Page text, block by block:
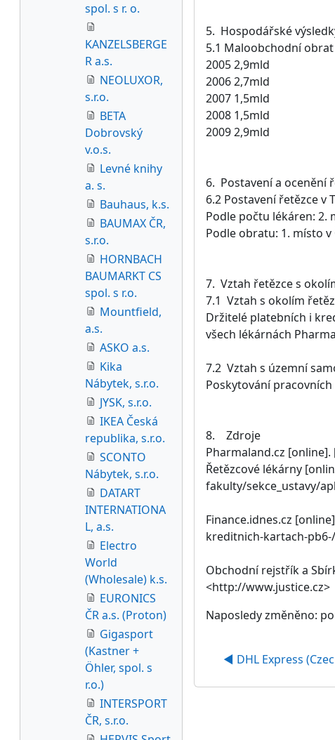
5. Hospodářské
5.1 Maloobchodní
2005 2,9mld
2006 2,7mld
2007 1,5mld
2008 1,5mld
2009 2,9mld
6. Postavení a ocenění
6.2 Postavení řetězce v
Podle počtu lékáren: 2.
Podle obratu: 1. místo v
7. Vztah řetězce s
7.1 Vztah s okolím
Držitelé platebních i
všech lékárnách
7.2 Vztah s územní
Poskytování
8. Zdroje
Pharmaland.cz
Řetězcové lékárny
fakulty/sekce_ustavy/
Finance.idnes.cz
kreditnich-kartach-pb6-/
Obchodní rejstřík a
<http://www.justice.cz>
Naposledy změněno:
◀︎ DHL Express
spol. s r. o.
KANZELSBERGE
R a.s.
NEOLUXOR,
s.r.o.
BETA
Dobrovský
v.o.s.
Levné knihy
a. s.
Bauhaus, k.s.
BAUMAX ČR,
s.r.o.
HORNBACH
BAUMARKT CS
spol. s r.o.
Mountfield,
a.s.
ASKO a.s.
Kika
Nábytek, s.r.o.
JYSK, s.r.o.
IKEA Česká
republika, s.r.o.
SCONTO
Nábytek, s.r.o.
DATART
INTERNATIONA
L, a.s.
Electro
World
(Wholesale) k.s.
EURONICS
ČR a.s. (Proton)
Gigasport
(Kastner +
Öhler, spol. s
r.o.)
INTERSPORT
ČR, s.r.o.